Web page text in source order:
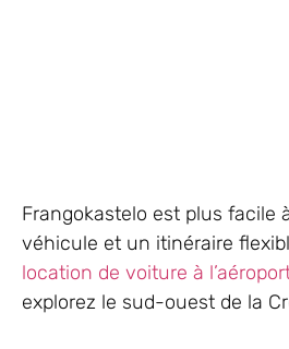
Frangokastelo est plus facile
véhicule et un itinéraire
location de voiture à
explorez le sud-ouest de la